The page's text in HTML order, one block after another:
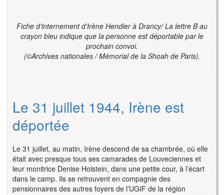
Fiche d’internement d’Irène Hendler à Drancy/ La lettre B au
crayon bleu indique que la personne est déportable par le
prochain convoi.
(©Archives nationales / Mémorial de la Shoah de Paris).
Le 31 juillet 1944, Irène est
déportée
Le 31 juillet, au matin, Irène descend de sa chambrée, où elle
était avec presque tous ses camarades de Louveciennes et
leur monitrice Denise Holstein, dans une petite cour, à l’écart
dans le camp. Ils se retrouvent en compagnie des
pensionnaires des autres foyers de l’UGIF de la région